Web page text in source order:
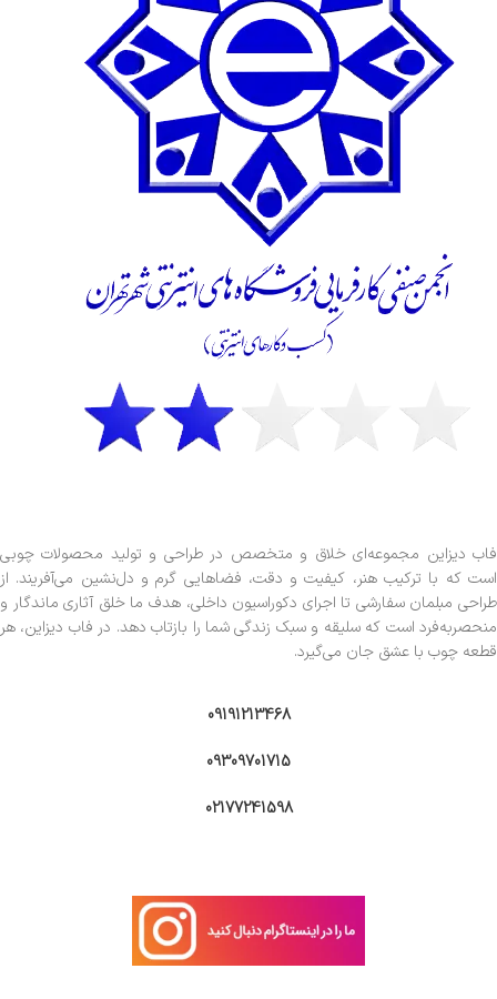
فاب دیزاین مجموعه‌ای خلاق و متخصص در طراحی و تولید محصولات چوبی
است که با ترکیب هنر، کیفیت و دقت، فضاهایی گرم و دل‌نشین می‌آفریند. از
طراحی مبلمان سفارشی تا اجرای دکوراسیون داخلی، هدف ما خلق آثاری ماندگار و
منحصربه‌فرد است که سلیقه و سبک زندگی شما را بازتاب دهد. در فاب دیزاین، هر
قطعه چوب با عشق جان می‌گیرد.
09191213468
09309701715
02177241598